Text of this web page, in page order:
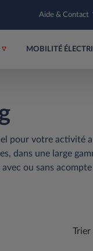
Aide & Contact
MOBILITÉ
pour votre activité
dans une large
ou sans
Trier